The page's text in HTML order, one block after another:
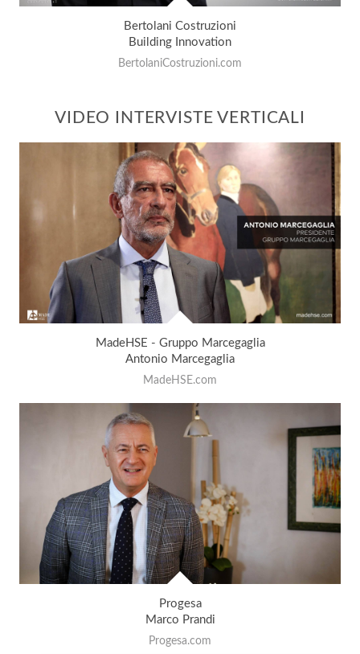
Bertolani Costruzioni
Building Innovation
BertolaniCostruzioni.com
VIDEO INTERVISTE VERTICALI
MadeHSE - Gruppo Marcegaglia
Antonio Marcegaglia
MadeHSE.com
Progesa
Marco Prandi
Progesa.com